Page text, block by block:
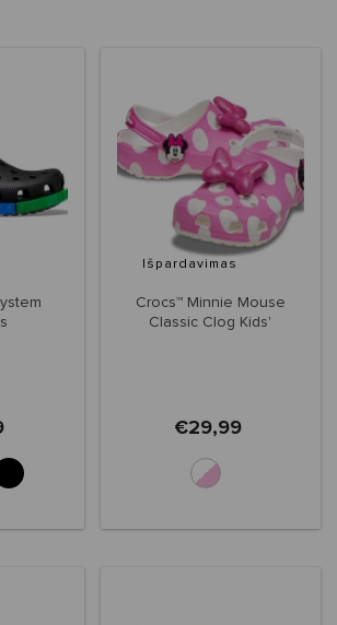
Išpardavimas
Crocs™ Minnie Mouse
Classic Clog Kids'
€29,99